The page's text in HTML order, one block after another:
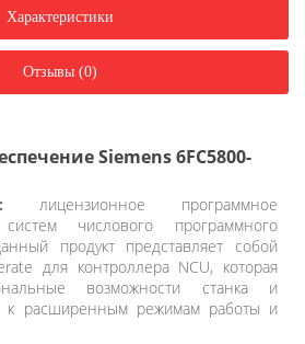
Характеристики
Отзывы (0)
Siemens 6FC5800-
лицензионное программное
числового программного
продукт представляет собой
для контроллера NCU, которая
возможности станка и
к расширенным режимам работы и